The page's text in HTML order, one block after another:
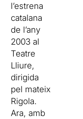
l’estrena
catalana
de l’any
2003 al
Teatre
Lliure,
dirigida
pel mateix
Rigola.
Ara, amb